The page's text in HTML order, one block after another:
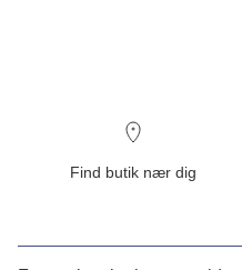
Find butik nær dig